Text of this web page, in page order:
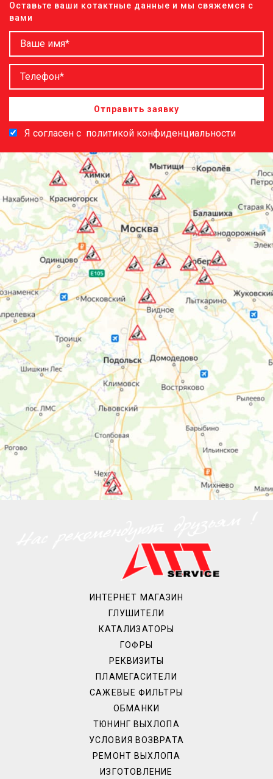
Оставьте ваши котактные данные и мы свяжемся с
вами
Отправить заявку
Я согласен с политикой конфиденциальности
ИНТЕРНЕТ МАГАЗИН
ГЛУШИТЕЛИ
КАТАЛИЗАТОРЫ
ГОФРЫ
РЕКВИЗИТЫ
ПЛАМЕГАСИТЕЛИ
САЖЕВЫЕ ФИЛЬТРЫ
ОБМАНКИ
ТЮНИНГ ВЫХЛОПА
УСЛОВИЯ ВОЗВРАТА
РЕМОНТ ВЫХЛОПА
ИЗГОТОВЛЕНИЕ